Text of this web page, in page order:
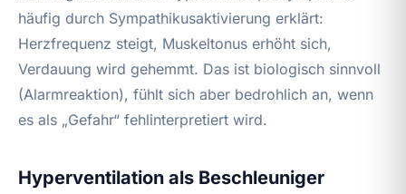
häufig durch Sympathikusaktivierung erklärt:
Herzfrequenz steigt, Muskeltonus erhöht sich,
Verdauung wird gehemmt. Das ist biologisch sinnvoll
(Alarmreaktion), fühlt sich aber bedrohlich an, wenn
es als „Gefahr“ fehlinterpretiert wird.
Hyperventilation als Beschleuniger